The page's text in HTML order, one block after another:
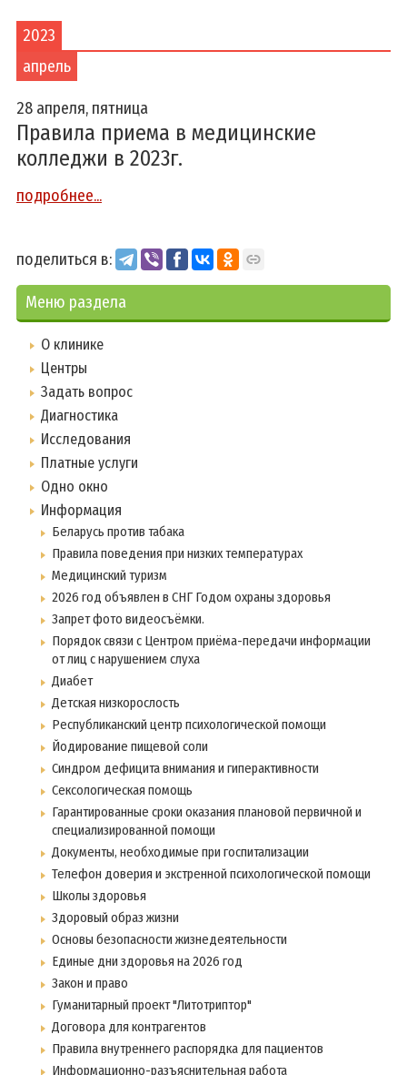
2023
апрель
28 апреля, пятница
Правила приема в медицинские
колледжи в 2023г.
подробнее...
поделиться в:
Меню раздела
О клинике
Центры
Задать вопрос
Диагностика
Исследования
Платные услуги
Одно окно
Информация
Беларусь против табака
Правила поведения при низких температурах
Медицинский туризм
2026 год объявлен в СНГ Годом охраны здоровья
Запрет фото видеосъёмки.
Порядок связи с Центром приёма-передачи информации
от лиц с нарушением слуха
Диабет
Детская низкорослость
Республиканский центр психологической помощи
Йодирование пищевой соли
Синдром дефицита внимания и гиперактивности
Сексологическая помощь
Гарантированные сроки оказания плановой первичной и
специализированной помощи
Документы, необходимые при госпитализации
Телефон доверия и экстренной психологической помощи
Школы здоровья
Здоровый образ жизни
Основы безопасности жизнедеятельности
Единые дни здоровья на 2026 год
Закон и право
Гуманитарный проект "Литотриптор"
Договора для контрагентов
Правила внутреннего распорядка для пациентов
Информационно-разъяснительная работа